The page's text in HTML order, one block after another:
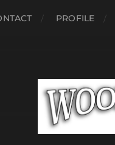
PROFILE